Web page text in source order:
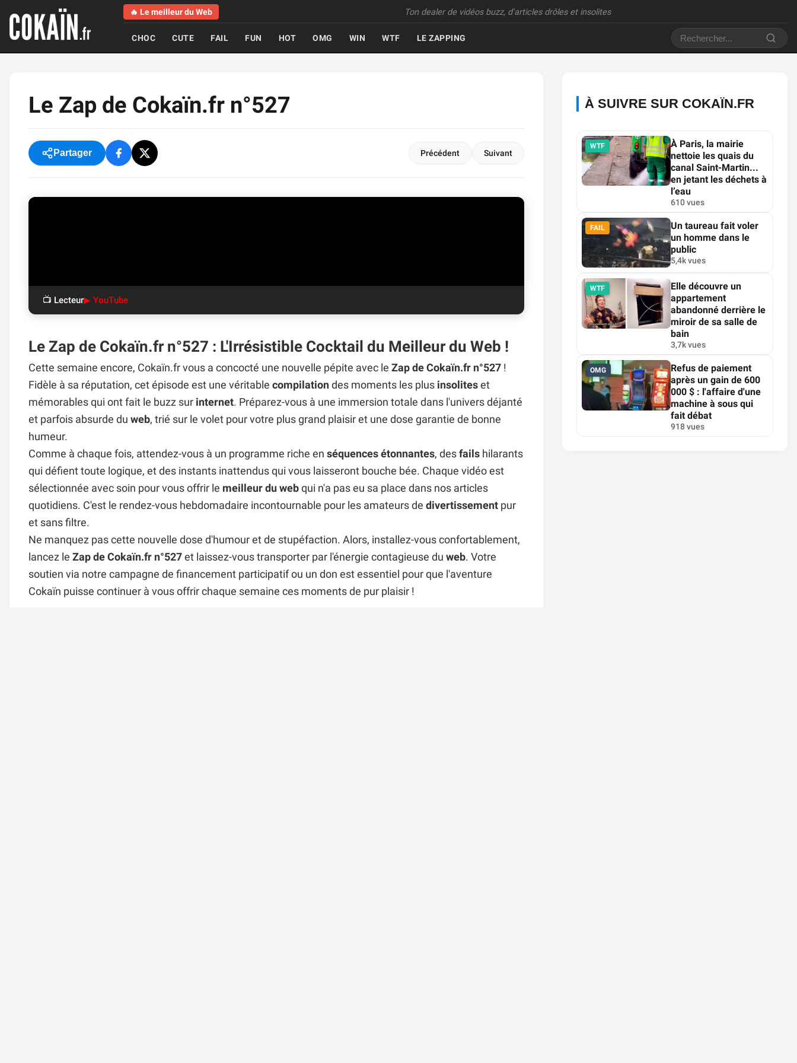
🔥 Le meilleur du Web Ton dealer de vidéos buzz, d'articles drôles et insolites
CHOC CUTE FAIL FUN HOT OMG WIN WTF LE ZAPPING
Le Zap de Cokaïn.fr n°527
Partager Précédent Suivant
📺 Lecteur▶ YouTube
Le Zap de Cokaïn.fr n°527 : L'Irrésistible Cocktail du Meilleur du Web !
Cette semaine encore, Cokaïn.fr vous a concocté une nouvelle pépite avec le Zap de Cokaïn.fr n°527 !
Fidèle à sa réputation, cet épisode est une véritable compilation des moments les plus insolites et
mémorables qui ont fait le buzz sur internet. Préparez-vous à une immersion totale dans l'univers déjanté
et parfois absurde du web, trié sur le volet pour votre plus grand plaisir et une dose garantie de bonne
humeur.
Comme à chaque fois, attendez-vous à un programme riche en séquences étonnantes, des fails hilarants
qui défient toute logique, et des instants inattendus qui vous laisseront bouche bée. Chaque vidéo est
sélectionnée avec soin pour vous offrir le meilleur du web qui n'a pas eu sa place dans nos articles
quotidiens. C'est le rendez-vous hebdomadaire incontournable pour les amateurs de divertissement pur
et sans filtre.
Ne manquez pas cette nouvelle dose d'humour et de stupéfaction. Alors, installez-vous confortablement,
lancez le Zap de Cokaïn.fr n°527 et laissez-vous transporter par l'énergie contagieuse du web. Votre
soutien via notre campagne de financement participatif ou un don est essentiel pour que l'aventure
Cokaïn puisse continuer à vous offrir chaque semaine ces moments de pur plaisir !
À SUIVRE SUR COKAÏN.FR
WTF
À Paris, la mairie
nettoie les quais du
canal Saint-Martin...
en jetant les déchets à
l’eau
610 vues
FAIL
Un taureau fait voler
un homme dans le
public
5,4k vues
WTF
Elle découvre un
appartement
abandonné derrière le
miroir de sa salle de
bain
3,7k vues
OMG
Refus de paiement
après un gain de 600
000 $ : l'affaire d'une
machine à sous qui
fait débat
918 vues